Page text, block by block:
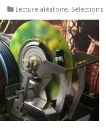
Lecture aléatoire, Sélections